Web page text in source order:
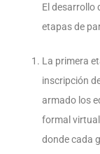
El desarrollo
etapas de
La primera
inscripción
armado los
formal
donde cada